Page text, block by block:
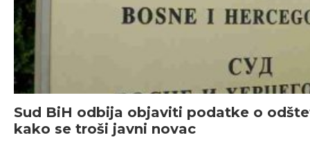
Sud BiH odbija objaviti podatke o
kako se troši javni novac